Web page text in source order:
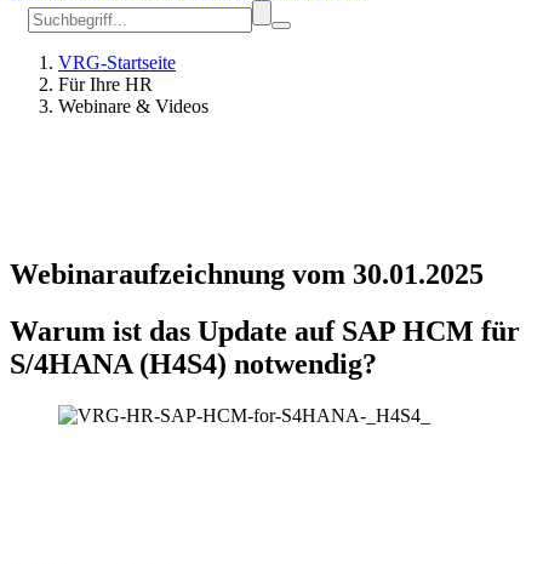
VRG-Startseite
Für Ihre HR
Webinare & Videos
Webinaraufzeichnung vom 30.01.2025
Warum ist das Update auf SAP HCM für
S/4HANA (H4S4) notwendig?